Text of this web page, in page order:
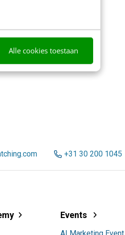
Alle cookies toestaan
+31 30 200 1045
Events
AI Marketing Event